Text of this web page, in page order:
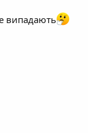
випадають